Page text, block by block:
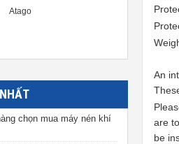
Atago
chọn mua máy nén khí
An
are
be